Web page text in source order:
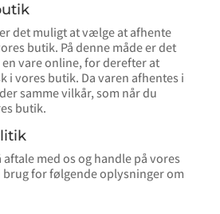
det muligt at vælge at afhente
butik. På denne måde er det
vare online, for derefter at
i vores butik. Da varen afhentes i
samme vilkår, som når du
butik.
med os og handle på vores
brug for følgende oplysninger om